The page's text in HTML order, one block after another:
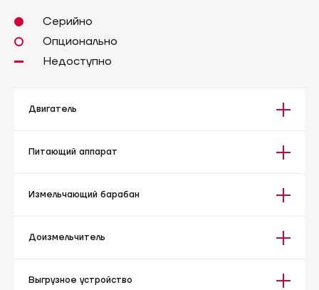
Серийно
Опционально
Недоступно
Двигатель
Питающий аппарат
Измельчающий барабан
Доизмельчитель
Выгрузное устройство